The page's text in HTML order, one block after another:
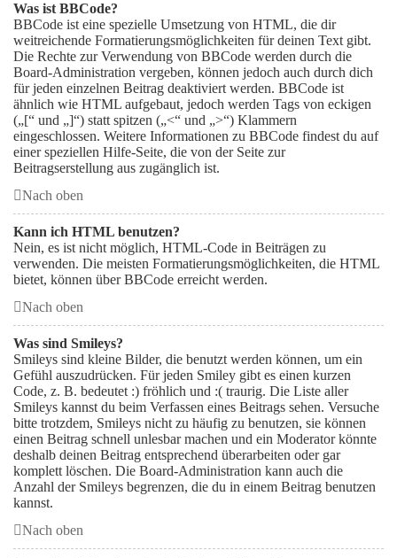
Was ist BBCode?
BBCode ist eine spezielle Umsetzung von HTML, die dir
weitreichende Formatierungsmöglichkeiten für deinen Text gibt.
Die Rechte zur Verwendung von BBCode werden durch die
Board-Administration vergeben, können jedoch auch durch dich
für jeden einzelnen Beitrag deaktiviert werden. BBCode ist
ähnlich wie HTML aufgebaut, jedoch werden Tags von eckigen
(„[“ und „]“) statt spitzen („<“ und „>“) Klammern
eingeschlossen. Weitere Informationen zu BBCode findest du auf
einer speziellen Hilfe-Seite, die von der Seite zur
Beitragserstellung aus zugänglich ist.
Nach oben
Kann ich HTML benutzen?
Nein, es ist nicht möglich, HTML-Code in Beiträgen zu
verwenden. Die meisten Formatierungsmöglichkeiten, die HTML
bietet, können über BBCode erreicht werden.
Nach oben
Was sind Smileys?
Smileys sind kleine Bilder, die benutzt werden können, um ein
Gefühl auszudrücken. Für jeden Smiley gibt es einen kurzen
Code, z. B. bedeutet :) fröhlich und :( traurig. Die Liste aller
Smileys kannst du beim Verfassen eines Beitrags sehen. Versuche
bitte trotzdem, Smileys nicht zu häufig zu benutzen, sie können
einen Beitrag schnell unlesbar machen und ein Moderator könnte
deshalb deinen Beitrag entsprechend überarbeiten oder gar
komplett löschen. Die Board-Administration kann auch die
Anzahl der Smileys begrenzen, die du in einem Beitrag benutzen
kannst.
Nach oben